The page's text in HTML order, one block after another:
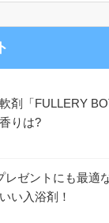
剤「FULLERY
りは?
レゼントにも最適
い入浴剤！